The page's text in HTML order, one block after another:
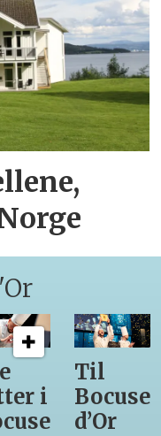
i
Til
Bocuse
d’Or